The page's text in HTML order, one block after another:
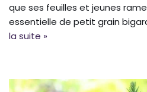
que ses feuilles et jeunes
essentielle de petit grain
la suite »